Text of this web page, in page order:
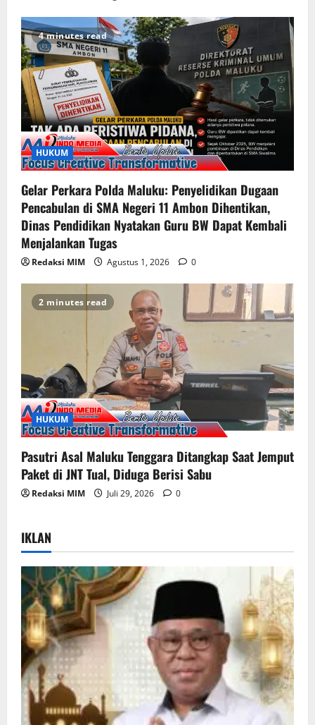
4 minutes read
HUKUM
Gelar Perkara Polda Maluku: Penyelidikan Dugaan
Pencabulan di SMA Negeri 11 Ambon Dihentikan,
Dinas Pendidikan Nyatakan Guru BW Dapat Kembali
Menjalankan Tugas
Redaksi MIM Agustus 1, 2026 0
2 minutes read
HUKUM
Pasutri Asal Maluku Tenggara Ditangkap Saat Jemput
Paket di JNT Tual, Diduga Berisi Sabu
Redaksi MIM Juli 29, 2026 0
IKLAN